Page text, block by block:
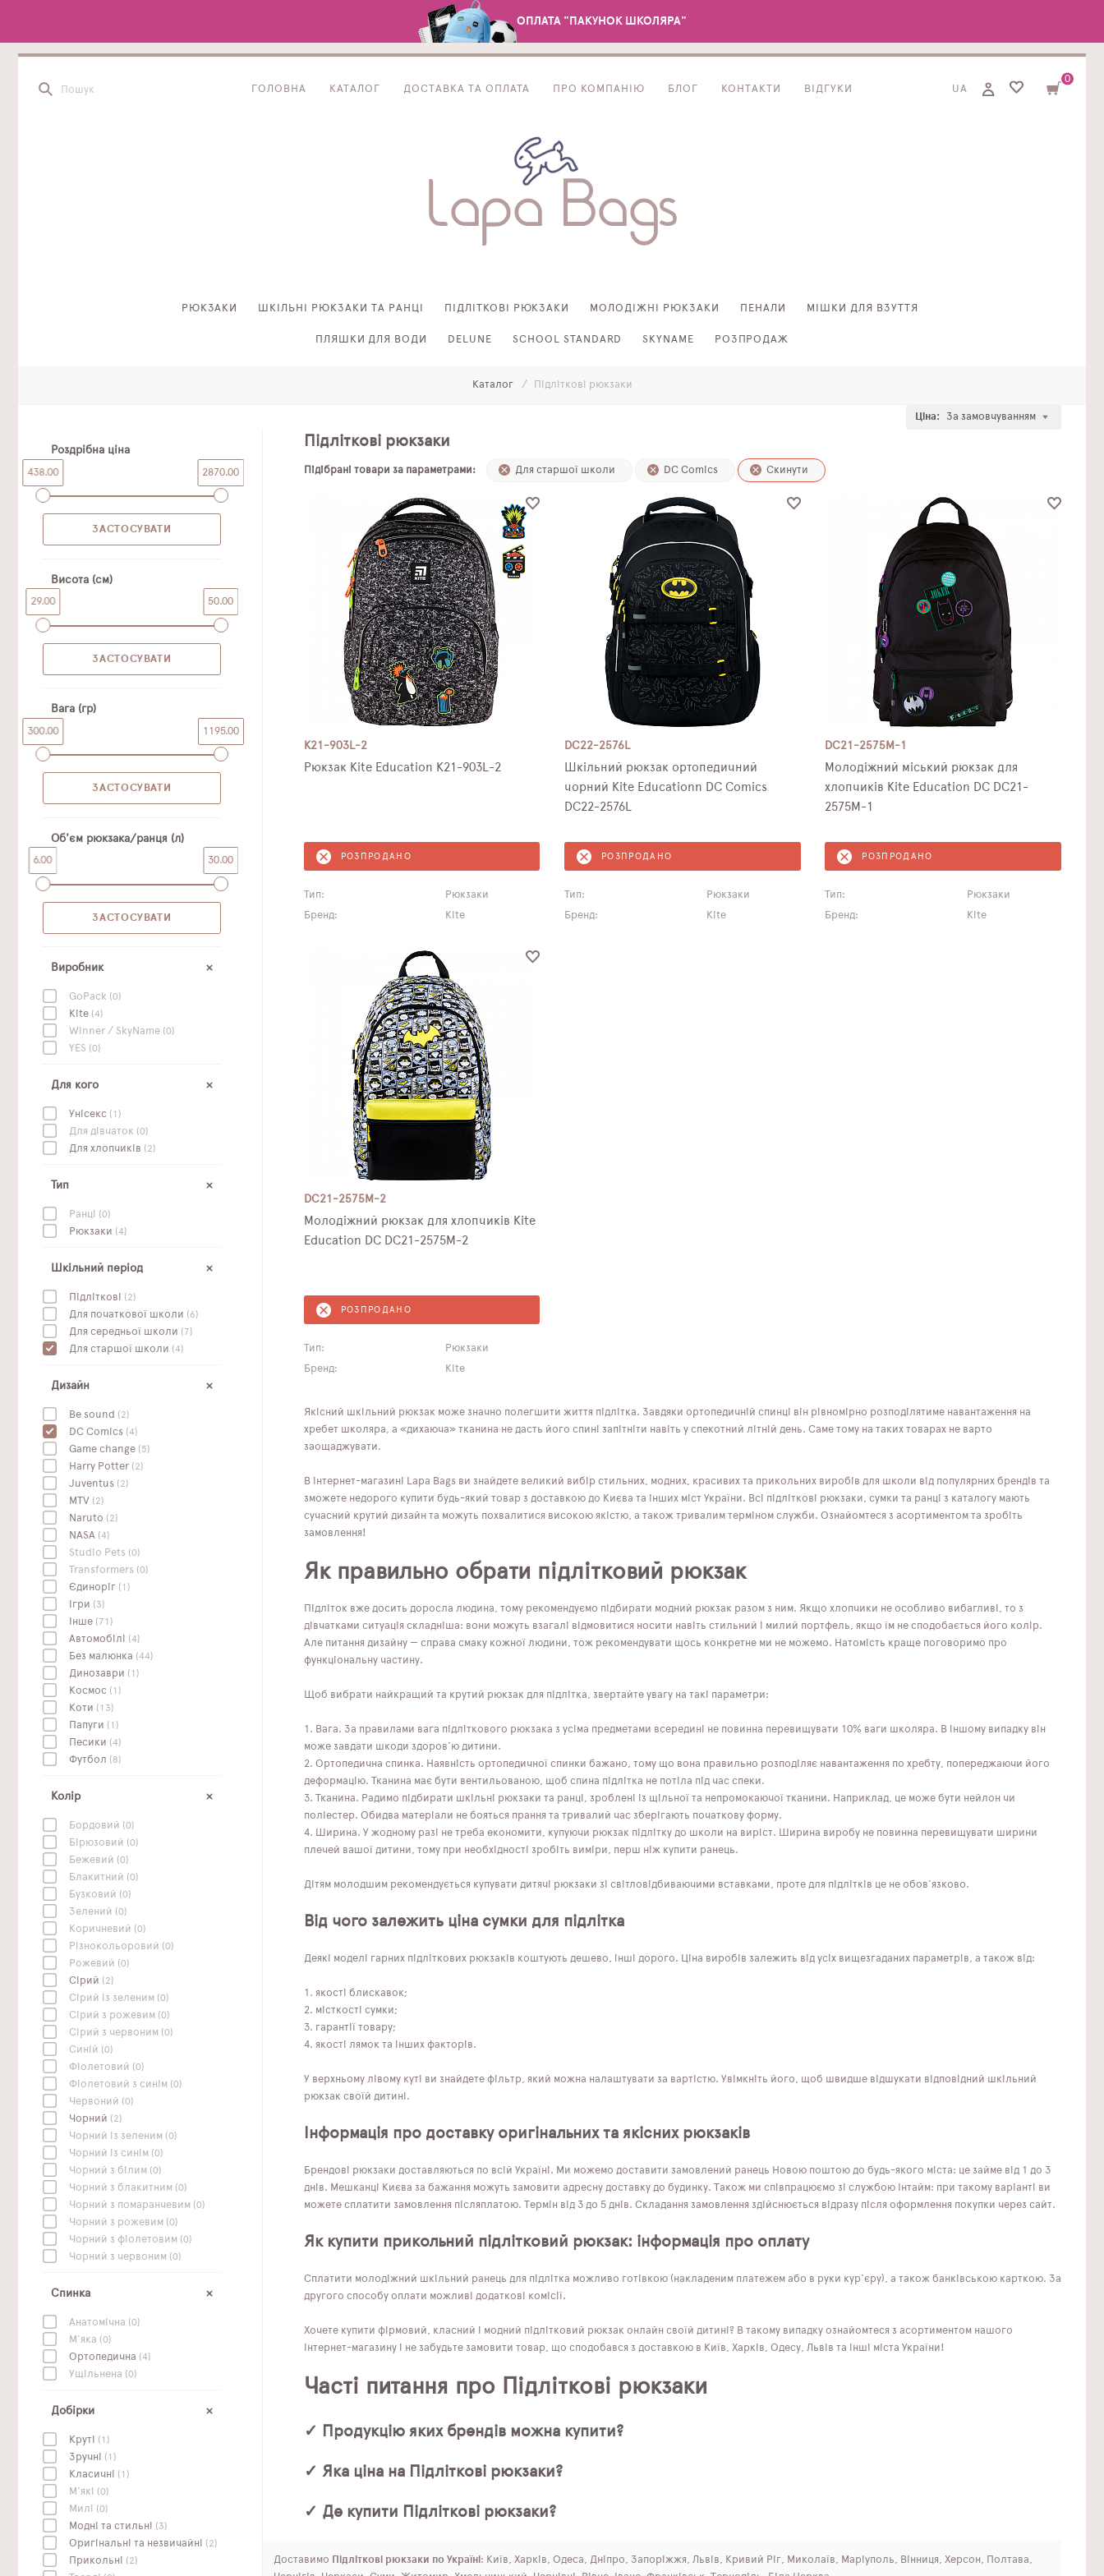
ОПЛАТА "ПАКУНОК ШКОЛЯРА"
ГОЛОВНА КАТАЛОГ ДОСТАВКА ТА ОПЛАТА ПРО КОМПАНІЮ БЛОГ КОНТАКТИ ВІДГУКИ UA
0
РЮКЗАКИ ШКІЛЬНІ РЮКЗАКИ ТА РАНЦІ ПІДЛІТКОВІ РЮКЗАКИ МОЛОДІЖНІ РЮКЗАКИ ПЕНАЛИ МІШКИ ДЛЯ ВЗУТТЯ
ПЛЯШКИ ДЛЯ ВОДИ DELUNE SCHOOL STANDARD SKYNAME РОЗПРОДАЖ
Каталог Підліткові рюкзаки
Роздрібна ціна
438.00 2870.00
Висота (см)
29.00 50.00
Вага (гр)
300.00 1195.00
Об'єм рюкзака/ранця (л)
6.00 30.00
Виробник
GoPack (0)
Kite (4)
Winner / SkyName (0)
YES (0)
Для кого
Унісекс (1)
Для дівчаток (0)
Для хлопчиків (2)
Тип
Ранці (0)
Рюкзаки (4)
Шкільний період
Підліткові (2)
Для початкової школи (6)
Для середньої школи (7)
Для старшої школи (4)
Дизайн
Be sound (2)
DC Сomics (4)
Game change (5)
Harry Potter (2)
Juventus (2)
MTV (2)
Naruto (2)
NASA (4)
Studio Pets (0)
Transformers (0)
Єдиноріг (1)
Ігри (3)
Інше (71)
Автомобілі (4)
Без малюнка (44)
Динозаври (1)
Космос (1)
Коти (13)
Папуги (1)
Песики (4)
Футбол (8)
Колір
Бордовий (0)
Бірюзовий (0)
Бежевий (0)
Блакитний (0)
Бузковий (0)
Зелений (0)
Коричневий (0)
Різнокольоровий (0)
Рожевий (0)
Сірий (2)
Сірий із зеленим (0)
Сірий з рожевим (0)
Сірий з червоним (0)
Синій (0)
Фіолетовий (0)
Фіолетовий з синім (0)
Червоний (0)
Чорний (2)
Чорний із зеленим (0)
Чорний із синім (0)
Чорний з білим (0)
Чорний з блакитним (0)
Чорний з помаранчевим (0)
Чорний з рожевим (0)
Чорний з фіолетовим (0)
Чорний з червоним (0)
Спинка
Анатомічна (0)
М'яка (0)
Ортопедична (4)
Ущільнена (0)
Добірки
Круті (1)
Зручні (1)
Класичні (1)
М'які (0)
Милі (0)
Модні та стильні (3)
Оригінальні та незвичайні (2)
Прикольні (2)
Ціна: За замовчуванням
Підліткові рюкзаки
Підібрані товари за параметрами: Для старшої школи DC Сomics Скинути
K21-903L-2
Рюкзак Kite Education K21-903L-2
РОЗПРОДАНО
Тип:
Рюкзаки
Бренд:
Kite
DC22-2576L
Шкільний рюкзак ортопедичний
чорний Kite Educationn DC Comics
DC22-2576L
РОЗПРОДАНО
Тип:
Рюкзаки
Бренд:
Kite
DC21-2575M-1
Молодіжний міський рюкзак для
хлопчиків Kite Education DC DC21-
2575M-1
РОЗПРОДАНО
Тип:
Рюкзаки
Бренд:
Kite
DC21-2575M-2
Молодіжний рюкзак для хлопчиків Kite
Education DC DC21-2575M-2
РОЗПРОДАНО
Тип:
Рюкзаки
Бренд:
Kite
Якісний шкільний рюкзак може значно полегшити життя підлітка. Завдяки ортопедичній спинці він рівномірно розподілятиме навантаження на
хребет школяра, а «дихаюча» тканина не дасть його спині запітніти навіть у спекотний літній день. Саме тому на таких товарах не варто
заощаджувати.
В інтернет-магазині Lapa Bags ви знайдете великий вибір стильних, модних, красивих та прикольних виробів для школи від популярних брендів та
зможете недорого купити будь-який товар з доставкою до Києва та інших міст України. Всі підліткові рюкзаки, сумки та ранці з каталогу мають
сучасний крутий дизайн та можуть похвалитися високою якістю, а також тривалим терміном служби. Ознайомтеся з асортиментом та зробіть
замовлення!
Як правильно обрати підлітковий рюкзак
Підліток вже досить доросла людина, тому рекомендуємо підбирати модний рюкзак разом з ним. Якщо хлопчики не особливо вибагливі, то з
дівчатками ситуація складніша: вони можуть взагалі відмовитися носити навіть стильний і милий портфель, якщо їм не сподобається його колір.
Але питання дизайну — справа смаку кожної людини, тож рекомендувати щось конкретне ми не можемо. Натомість краще поговоримо про
функціональну частину.
Щоб вибрати найкращий та крутий рюкзак для підлітка, звертайте увагу на такі параметри:
Вага. За правилами вага підліткового рюкзака з усіма предметами всередині не повинна перевищувати 10% ваги школяра. В іншому випадку він
може завдати шкоди здоров'ю дитини.
Ортопедична спинка. Наявність ортопедичної спинки бажано, тому що вона правильно розподіляє навантаження по хребту, попереджаючи його
деформацію. Тканина має бути вентильованою, щоб спина підлітка не потіла під час спеки.
Тканина. Радимо підбирати шкільні рюкзаки та ранці, зроблені із щільної та непромокаючої тканини. Наприклад, це може бути нейлон чи
поліестер. Обидва матеріали не бояться прання та тривалий час зберігають початкову форму.
Ширина. У жодному разі не треба економити, купуючи рюкзак підлітку до школи на виріст. Ширина виробу не повинна перевищувати ширини
плечей вашої дитини, тому при необхідності зробіть виміри, перш ніж купити ранець.
Дітям молодшим рекомендується купувати дитячі рюкзаки зі світловідбиваючими вставками, проте для підлітків це не обов'язково.
Від чого залежить ціна сумки для підлітка
Деякі моделі гарних підліткових рюкзаків коштують дешево, інші дорого. Ціна виробів залежить від усіх вищезгаданих параметрів, а також від:
якості блискавок;
місткості сумки;
гарантії товару;
якості лямок та інших факторів.
У верхньому лівому куті ви знайдете фільтр, який можна налаштувати за вартістю. Увімкніть його, щоб швидше відшукати відповідний шкільний
рюкзак своїй дитині.
Інформація про доставку оригінальних та якісних рюкзаків
Брендові рюкзаки доставляються по всій Україні. Ми можемо доставити замовлений ранець Новою поштою до будь-якого міста: це займе від 1 до 3
днів. Мешканці Києва за бажання можуть замовити адресну доставку до будинку. Також ми співпрацюємо зі службою Інтайм: при такому варіанті ви
можете сплатити замовлення післяплатою. Термін від 3 до 5 днів. Складання замовлення здійснюється відразу після оформлення покупки через сайт.
Як купити прикольний підлітковий рюкзак: інформація про оплату
Сплатити молодіжний шкільний ранець для підлітка можливо готівкою (накладеним платежем або в руки кур'єру), а також банківською карткою. За
другого способу оплати можливі додаткові комісії.
Хочете купити фірмовий, класний і модний підлітковий рюкзак онлайн своїй дитині? В такому випадку ознайомтеся з асортиментом нашого
інтернет-магазину і не забудьте замовити товар, що сподобався з доставкою в Київ, Харків, Одесу, Львів та інші міста України!
Часті питання про Підліткові рюкзаки
✓ Продукцію яких брендів можна купити?
✓ Яка ціна на Підліткові рюкзаки?
✓ Де купити Підліткові рюкзаки?
Доставимо Підліткові рюкзаки по Україні : Київ, Харків, Одеса, Дніпро, Запоріжжя, Львів, Кривий Ріг, Миколаїв, Маріуполь, Вінниця, Херсон, Полтава,